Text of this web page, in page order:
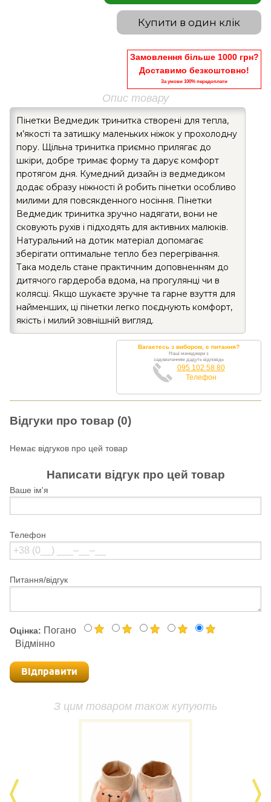
Купити в один клік
Замовлення більше 1000 грн?
Доставимо безкоштовно!
За умови 100% передоплати
Опис товару
Пінетки Ведмедик тринитка створені для тепла,
м’якості та затишку маленьких ніжок у прохолодну
пору. Щільна тринитка приємно прилягає до
шкіри, добре тримає форму та дарує комфорт
протягом дня. Кумедний дизайн із ведмедиком
додає образу ніжності й робить пінетки особливо
милими для повсякденного носіння. Пінетки
Ведмедик тринитка зручно надягати, вони не
сковують рухів і підходять для активних малюків.
Натуральний на дотик матеріал допомагає
зберігати оптимальне тепло без перегрівання.
Така модель стане практичним доповненням до
дитячого гардероба вдома, на прогулянці чи в
колясці. Якщо шукаєте зручне та гарне взуття для
найменших, ці пінетки легко поєднують комфорт,
якість і милий зовнішній вигляд.
Вагаєтесь з вибором, є питання?
Наші менеджери з
задоволенням дадуть відповідь
095 102 58 80
Телефон
Відгуки про товар (0)
Немає відгуков про цей товар
Написати відгук про цей товар
Ваше ім'я
Телефон
Питання/відгук
Оцінка: Погано
Відмінно
Відправити
З цим товаром також купують